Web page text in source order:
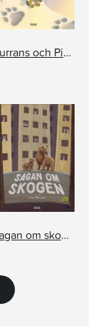
Kurrans och Pigans vinteräventyr
Sagan om skogen